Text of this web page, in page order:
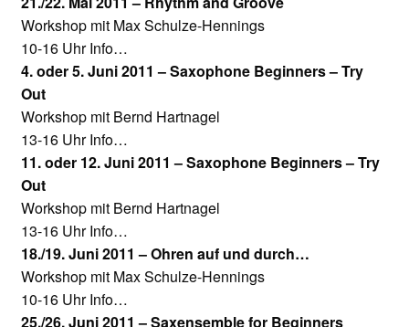
Workshop mit Max Schulze-Hennings
10-16 Uhr Info…
4. oder 5. Juni 2011 – Saxophone Beginners – Try
Out
Workshop mit Bernd Hartnagel
13-16 Uhr Info…
11. oder 12. Juni 2011 – Saxophone Beginners – Try
Out
Workshop mit Bernd Hartnagel
13-16 Uhr Info…
18./19. Juni 2011 – Ohren auf und durch…
Workshop mit Max Schulze-Hennings
10-16 Uhr Info…
25./26. Juni 2011 – Saxensemble for Beginners